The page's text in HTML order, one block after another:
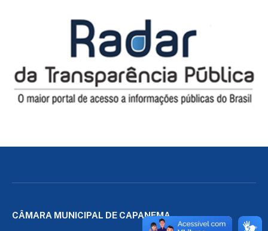
CÂMARA MUNICIPAL DE CAPANEMA